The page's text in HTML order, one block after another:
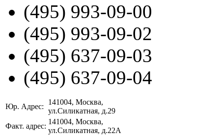
(495) 993-09-00
(495) 993-09-02
(495) 637-09-03
(495) 637-09-04
Юр. Адрес:
141004, Москва,
ул.Силикатная, д.29
Факт. адрес:
141004, Москва,
ул.Силикатная, д.22А